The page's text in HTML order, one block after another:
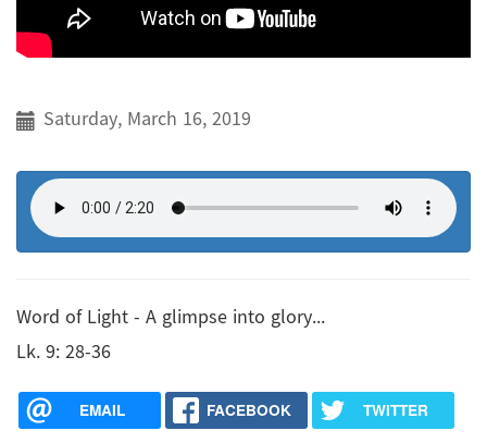
Saturday, March 16, 2019
Word of Light - A glimpse into glory...
Lk. 9: 28-36
EMAIL FACEBOOK TWITTER